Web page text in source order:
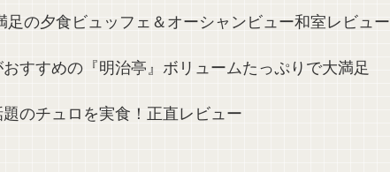
足の夕食ビュッフェ＆オーシャンビュー和室レビュー
すすめの『明治亭』ボリュームたっぷりで大満足
のチュロを実食！正直レビュー